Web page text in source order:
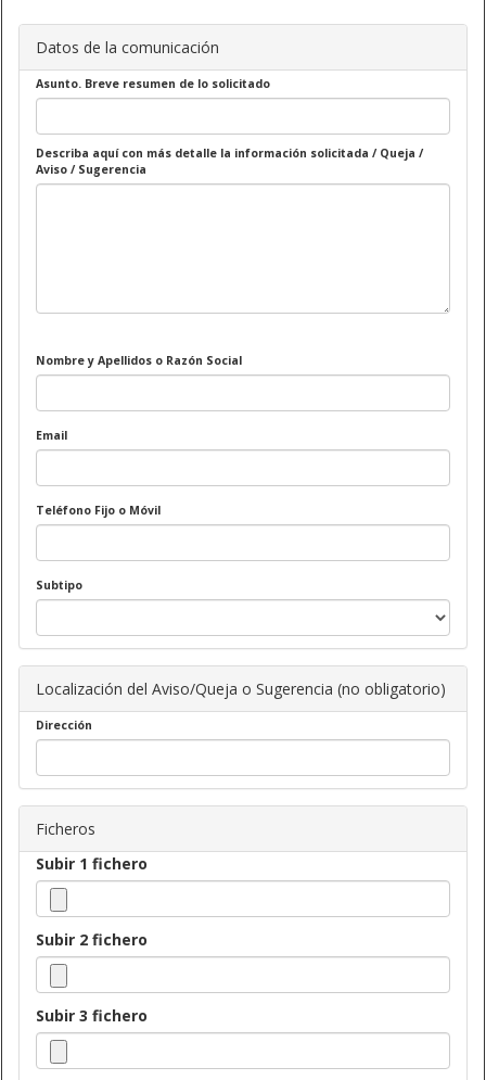
Datos de la comunicación
Asunto. Breve resumen de lo solicitado
Describa aquí con más detalle la información solicitada / Queja /
Aviso / Sugerencia
Nombre y Apellidos o Razón Social
Email
Teléfono Fijo o Móvil
Subtipo
Localización del Aviso/Queja o Sugerencia (no obligatorio)
Dirección
Ficheros
Subir 1 fichero
Subir 2 fichero
Subir 3 fichero